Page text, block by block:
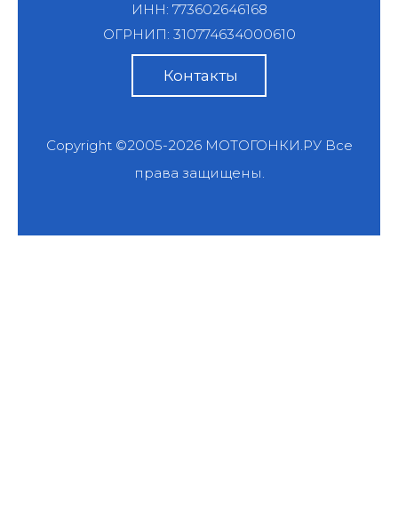
ИНН: 773602646168
ОГРНИП: 310774634000610
Контакты
Copyright ©2005-2026 МОТОГОНКИ.РУВсе
права защищены.